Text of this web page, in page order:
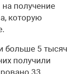
получение
которую
больше 5 тысяч
получили